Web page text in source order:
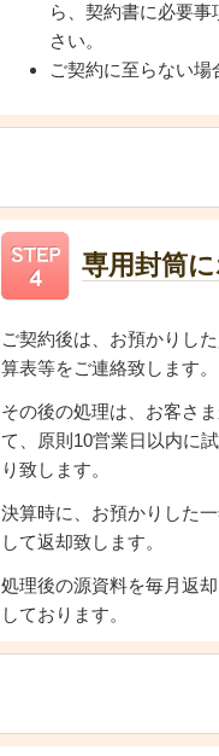
ら、契約書に必要
さい。
ご契約に至らない場
専用封筒
ご契約後は、お預かりし
算表等をご連絡致します。
その後の処理は、お客さ
て、原則10営業日以内に
り致します。
決算時に、お預かりした
して返却致します。
処理後の源資料を毎月返
しております。